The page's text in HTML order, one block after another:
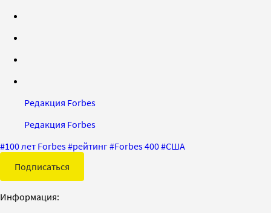
Редакция Forbes
Редакция Forbes
#100 лет Forbes#рейтинг#Forbes 400#США
Подписаться
Информация: